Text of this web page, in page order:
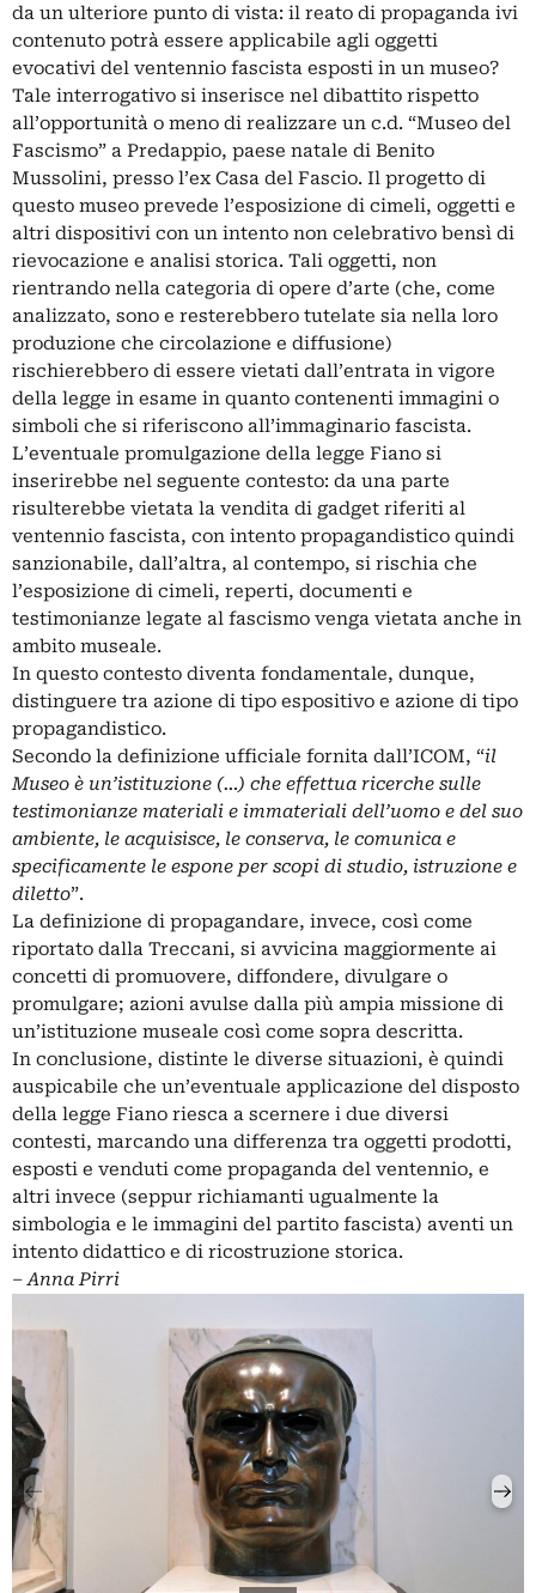
da un ulteriore punto di vista: il reato di propaganda ivi
contenuto potrà essere applicabile agli oggetti
evocativi del ventennio fascista esposti in un museo?
Tale interrogativo si inserisce nel dibattito rispetto
all’opportunità o meno di realizzare un c.d. “Museo del
Fascismo” a Predappio, paese natale di Benito
Mussolini, presso l’ex Casa del Fascio. Il progetto di
questo museo prevede l’esposizione di cimeli, oggetti e
altri dispositivi con un intento non celebrativo bensì di
rievocazione e analisi storica. Tali oggetti, non
rientrando nella categoria di opere d’arte (che, come
analizzato, sono e resterebbero tutelate sia nella loro
produzione che circolazione e diffusione)
rischierebbero di essere vietati dall’entrata in vigore
della legge in esame in quanto contenenti immagini o
simboli che si riferiscono all’immaginario fascista.
L’eventuale promulgazione della legge Fiano si
inserirebbe nel seguente contesto: da una parte
risulterebbe vietata la vendita di gadget riferiti al
ventennio fascista, con intento propagandistico quindi
sanzionabile, dall’altra, al contempo, si rischia che
l’esposizione di cimeli, reperti, documenti e
testimonianze legate al fascismo venga vietata anche in
ambito museale.
In questo contesto diventa fondamentale, dunque,
distinguere tra azione di tipo espositivo e azione di tipo
propagandistico.
Secondo la definizione ufficiale fornita dall’ICOM, “il
Museo è un’istituzione (…) che effettua ricerche sulle
testimonianze materiali e immateriali dell’uomo e del suo
ambiente, le acquisisce, le conserva, le comunica e
specificamente le espone per scopi di studio, istruzione e
diletto”.
La definizione di propagandare, invece, così come
riportato dalla Treccani, si avvicina maggiormente ai
concetti di promuovere, diffondere, divulgare o
promulgare; azioni avulse dalla più ampia missione di
un’istituzione museale così come sopra descritta.
In conclusione, distinte le diverse situazioni, è quindi
auspicabile che un’eventuale applicazione del disposto
della legge Fiano riesca a scernere i due diversi
contesti, marcando una differenza tra oggetti prodotti,
esposti e venduti come propaganda del ventennio, e
altri invece (seppur richiamanti ugualmente la
simbologia e le immagini del partito fascista) aventi un
intento didattico e di ricostruzione storica.
‒ Anna Pirri